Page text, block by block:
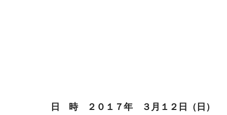
日　時　２０１７年　３月１２日（日）